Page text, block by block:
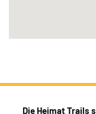
Die Heimat Trails